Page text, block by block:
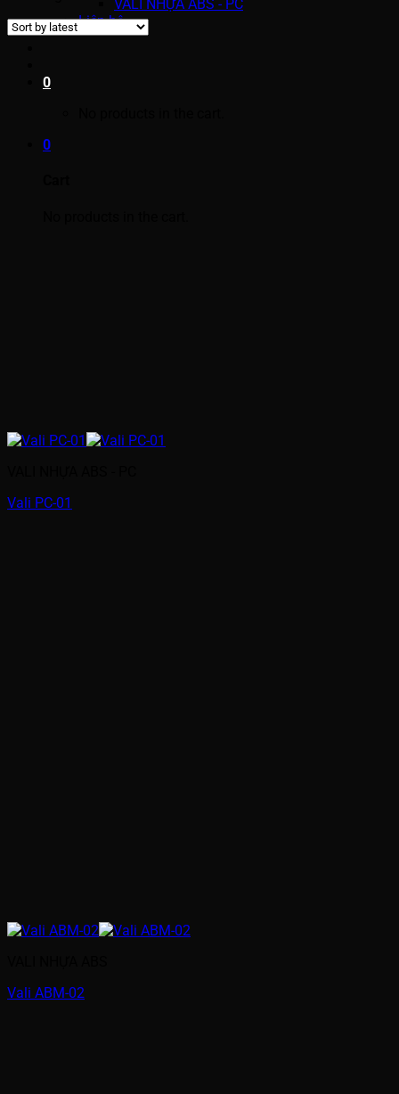
VALI NHỰA ABS - PC
Liên hệ
0
0
Vali PC-01
Vali ABM-02